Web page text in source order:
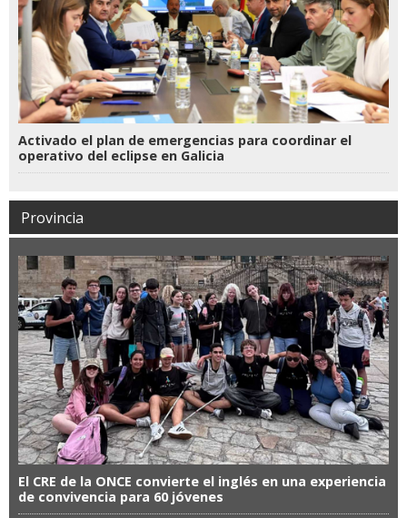
Activado el plan de emergencias para coordinar el
operativo del eclipse en Galicia
Provincia
El CRE de la ONCE convierte el inglés en una experiencia
de convivencia para 60 jóvenes